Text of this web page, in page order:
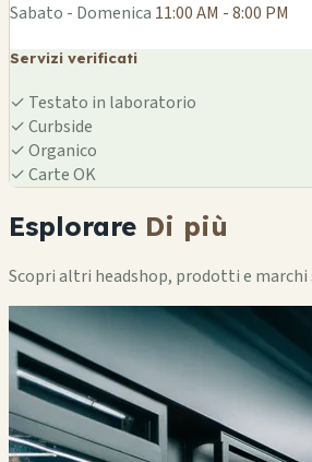
Sabato - Domenica 11:00 AM - 8:00 PM
Servizi verificati
✓ Testato in laboratorio
✓Curbside
✓Organico
✓Carte OK
Esplorare Di più
Scopri altri headshop, prodotti e marchi